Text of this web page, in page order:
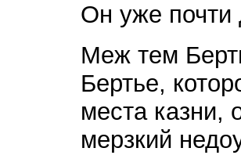
Он уже почти
Меж тем
Бертье,
места казни,
мерзкий